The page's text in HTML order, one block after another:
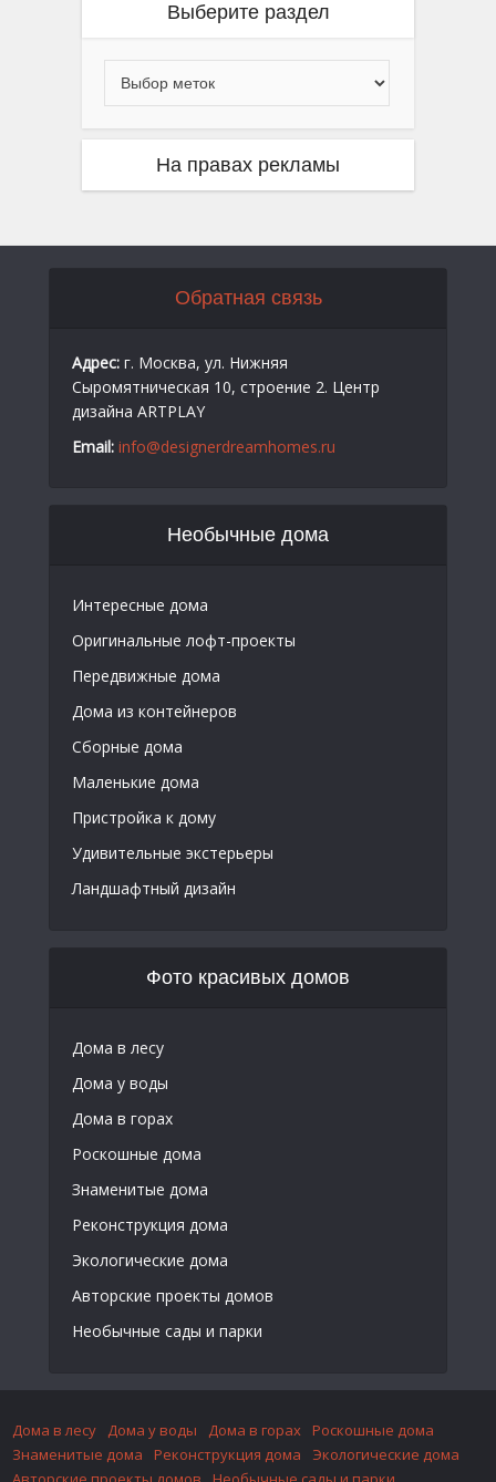
Выберите раздел
На правах рекламы
Обратная связь
Адрес: г. Москва, ул. Нижняя
Сыромятническая 10, строение 2. Центр
дизайна ARTPLAY
Email: info@designerdreamhomes.ru
Необычные дома
Интересные дома
Оригинальные лофт-проекты
Передвижные дома
Дома из контейнеров
Сборные дома
Маленькие дома
Пристройка к дому
Удивительные экстерьеры
Ландшафтный дизайн
Фото красивых домов
Дома в лесу
Дома у воды
Дома в горах
Роскошные дома
Знаменитые дома
Реконструкция дома
Экологические дома
Авторские проекты домов
Необычные сады и парки
Дома в лесу Дома у воды Дома в горах
Роскошные дома
Знаменитые дома
Реконструкция дома
Экологические дома